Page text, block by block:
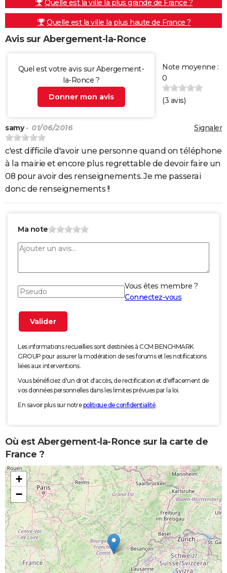
Quelle est la ville la plus grande de France ?
Quelle est la ville la plus haute de France ?
Avis sur Abergement-la-Ronce
Quel est votre avis sur Abergement-
la-Ronce ?
Donner mon avis
Note moyenne :
0
(3 avis)
Signaler
samy- 01/06/2016
c'est difficile d'avoir une personne quand on téléphone
à la mairie et encore plus regrettable de devoir faire un
08 pour avoir des renseignements. Je me passerai
donc de renseignements !!
Ma note
Vous êtes membre ?
Connectez-vous
Les informations recueillies sont destinées à CCM BENCHMARK
GROUP pour assurer la modération de ses forums et les notifications
liées aux interventions.
Vous bénéficiez d'un droit d'accès, de rectification et d'effacement de
vos données personnelles dans les limites prévues par la loi.
En savoir plus sur notrepolitique de confidentialité.
Où est Abergement-la-Ronce sur la carte de
France ?
+
−